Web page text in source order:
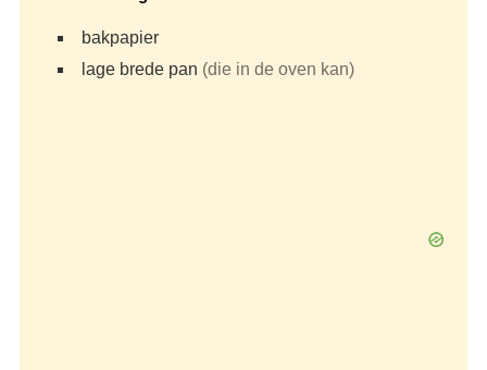
bakpapier
lage brede pan (die in de oven kan)